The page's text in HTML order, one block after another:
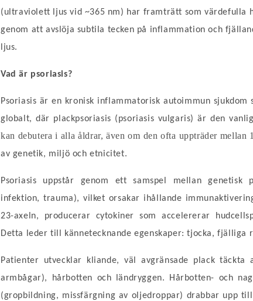
(ultraviolett ljus vid ~365 nm) har framträtt som värdefulla
genom att avslöja subtila tecken på inflammation och
ljus.
Vad är psoriasis?
Psoriasis är en kronisk inflammatorisk autoimmun
globalt, där plackpsoriasis (psoriasis vulgaris) är den
kan debutera i alla åldrar, även om den ofta uppträder mellan
av genetik, miljö och etnicitet.
Psoriasis uppstår genom ett samspel mellan genetisk
infektion, trauma), vilket orsakar ihållande
23-axeln, producerar cytokiner som accelererar
Detta leder till kännetecknande egenskaper: tjocka, fjälliga
Patienter utvecklar kliande, väl avgränsade plack
armbågar), hårbotten och ländryggen. Hårbotten- och
(gropbildning, missfärgning av oljedroppar) drabbar upp till